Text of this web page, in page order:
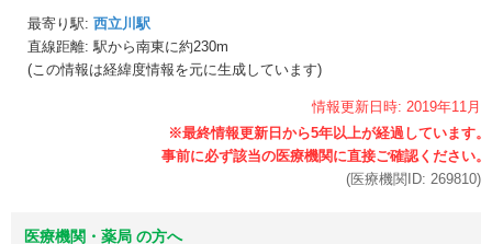
最寄り駅: 西立川駅
直線距離: 駅から南東に約230m
(この情報は経緯度情報を元に生成しています)
情報更新日時: 2019年11月
(医療機関ID: 269810)
医療機関・薬局 の方へ